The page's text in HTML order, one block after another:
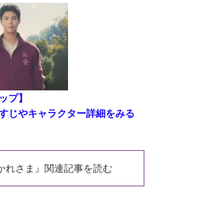
プ】
じやキャラクター詳細をみる
れさま』関連記事を読む